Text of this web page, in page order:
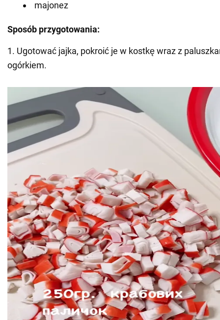
majonez
Sposób przygotowania:
1. Ugotować jajka, pokroić je w kostkę wraz z
ogórkiem.